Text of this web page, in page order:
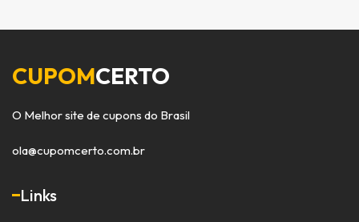
CUPOMCERTO
O Melhor site de cupons do Brasil
ola@cupomcerto.com.br
Links